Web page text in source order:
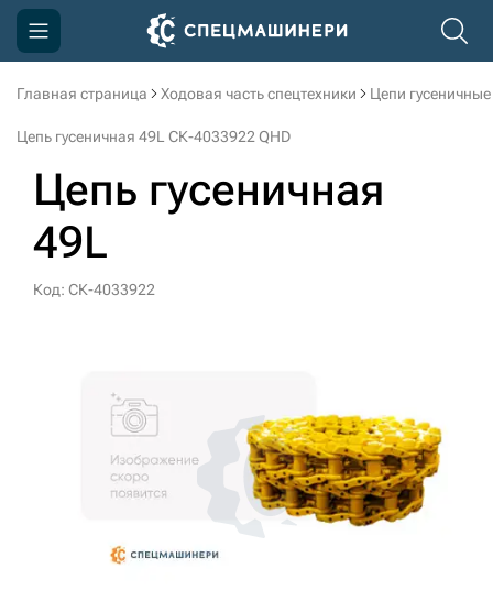
Главная страница Ходовая часть спецтехники Цепи гусеничные
Цепь гусеничная 49L СК-4033922 QHD
Цепь гусеничная
49L
Код: СК-4033922
Компания
Доставка и оплата
Информация
Контакты
sksale@skdst.ru
+7 (499) 394-50-93